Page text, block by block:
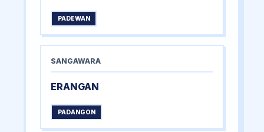
PADEWAN
SANGAWARA
ERANGAN
PADANGON